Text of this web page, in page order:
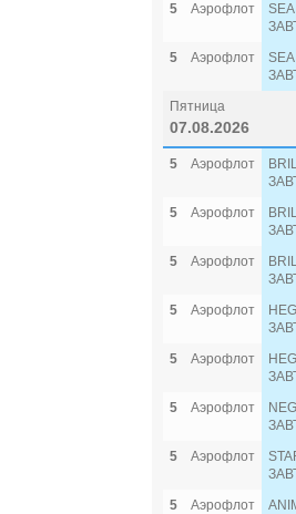
5
Аэрофлот
5
Аэрофлот
Пятница
07.08.2026
5 Аэрофлот
5
Аэрофлот
5
Аэрофлот
5
Аэрофлот
5
Аэрофлот
5
Аэрофлот
5
Аэрофлот
5
Аэрофлот